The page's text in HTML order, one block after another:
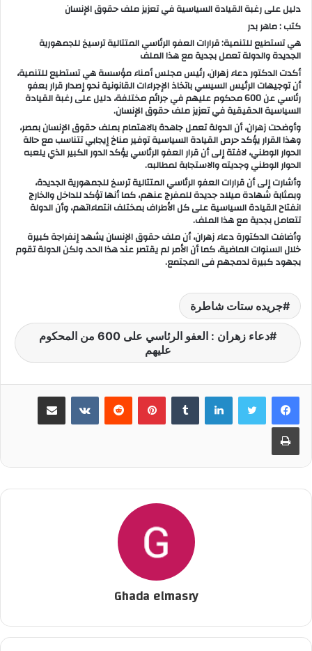
دليل على رغبة القيادة السياسية في تعزيز ملف حقوق الإنسان
كتب : ماهر بدر
هي تستطيع للتنمية: قرارات العفو الرئاسي المتتالية ترسيخ للجمهورية
الجديدة والدولة تعمل بجدية مع هذا الملف
أكدت الدكتور دعاء زهران، رئيس مجلس أمناء مؤسسة هي تستطيع للتنمية،
أن توجيهات الرئيس السيسي باتخاذ الإجراءات القانونية نحو إصدار قرار بعفو
رئاسي عن 600 محكوم عليهم في جرائم مختلفة، دليل على رغبة القيادة
السياسية الحقيقية في تعزيز ملف حقوق الإنسان.
وأوضحت زهران، أن الدولة تعمل جاهدة بالاهتمام بملف حقوق الإنسان بمصر،
وهذا القرار يؤكد حرص القيادة السياسية توفير مناخ إيجابي تتناسب مع حالة
الحوار الوطني، لافتة إلى أن قرار العفو الرئاسي يؤكد الدور الكبير الذي يلعبه
الحوار الوطني وجديته والاستجابة لمطالبه.
وأشارت إلى أن قرارات العفو الرئاسي المتتالية ترسخ للجمهورية الجديدة،
وبمثابة شهادة ميلاد جديدة للمفرج عنهم، كما أنها تؤكد للداخل والخارج
انفتاح القيادة السياسية على كل الأطراف بمختلف انتماءاتهم، وأن الدولة
تتعامل بجدية مع هذا الملف.
وأضافت الدكتورة دعاء زهران، أن ملف حقوق الإنسان يشهد إنفراجة كبيرة
خلال السنوات الماضية، كما أن الأمر لم يقتصر عند هذا الحد، ولكن الدولة تقوم
بجهود كبيرة لدمجهم فى المجتمع.
جريده ستات شاطرة
دعاء زهران : العفو الرئاسي على 600 من المحكوم
عليهم
لينكدإن بينتيريست
Ghada elmasry